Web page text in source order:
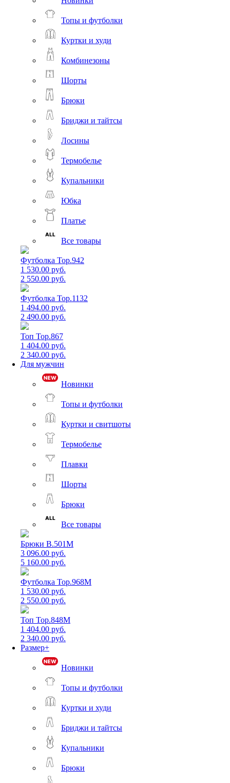
Топы и футболки
Куртки и худи
Комбинезоны
Шорты
Брюки
Бриджи и тайтсы
Лосины
Термобелье
Купальники
Юбка
Платье
Все товары
Футболка Top.942
1 530.00 руб.
2 550.00 руб.
Футболка Top.1132
1 494.00 руб.
2 490.00 руб.
Топ Top.867
1 404.00 руб.
2 340.00 руб.
Для мужчин
Новинки
Топы и футболки
Куртки и свитшоты
Термобелье
Плавки
Шорты
Брюки
Все товары
Брюки B.501M
3 096.00 руб.
5 160.00 руб.
Футболка Top.968M
1 530.00 руб.
2 550.00 руб.
Топ Top.848M
1 404.00 руб.
2 340.00 руб.
Размер+
Новинки
Топы и футболки
Куртки и худи
Бриджи и тайтсы
Купальники
Брюки